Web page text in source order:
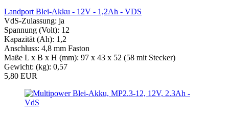
Landport Blei-Akku - 12V - 1,2Ah - VDS
VdS-Zulassung: ja
Spannung (Volt): 12
Kapazität (Ah): 1,2
Anschluss: 4,8 mm Faston
Maße L x B x H (mm): 97 x 43 x 52 (58 mit Stecker)
Gewicht: (kg): 0,57
5,80 EUR